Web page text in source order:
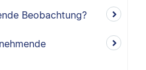
Beobachtung?